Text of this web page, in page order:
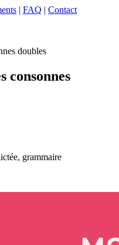
| FAQ | Contact
doubles
consonnes
grammaire